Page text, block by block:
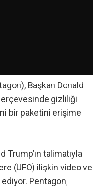
Başkan Donald
gizliliği
bir paketini erişime
Trump’ın talimatıyla
(UFO) ilişkin video ve
Pentagon,